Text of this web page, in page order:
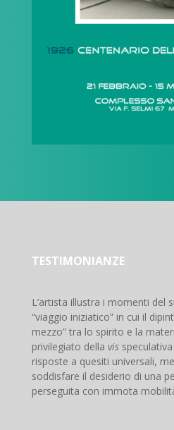
TESTIMONIANZE
L’artista illustra i momenti del
“viaggio iniziatico” in cui il
mezzo” tra lo spirito e la
privilegiato della vis
risposte a quesiti universali,
soddisfare il desiderio di una
perseguita con immota